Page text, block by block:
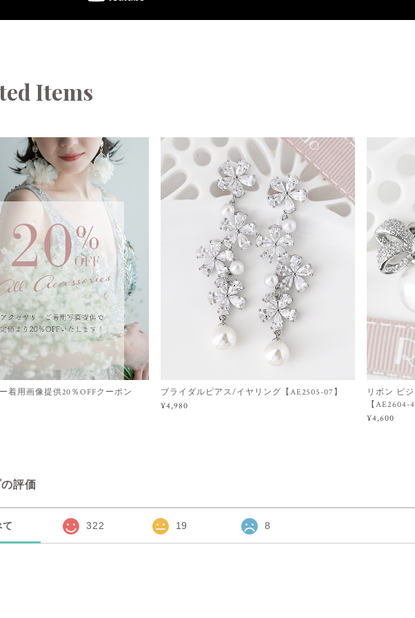
Items
着用画像提供20％OFFクーポン
ブライダルピアス/イヤリング【AE2505-07】
¥4,980
リボン ビ
【AE2604-
¥4,600
評価
て 322 19 8